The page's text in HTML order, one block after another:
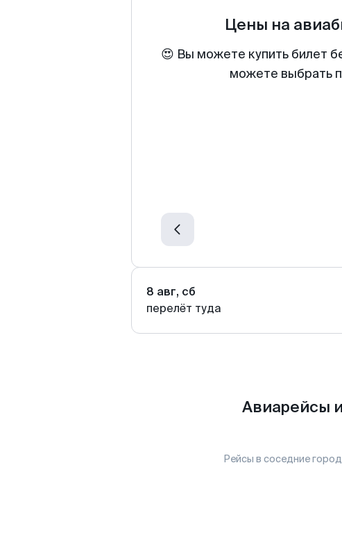
Цены на
😍 Вы можете купить билет
можете выбрать
8 авг, сб
перелёт туда
Авиарейсы
Рейсы в соседние